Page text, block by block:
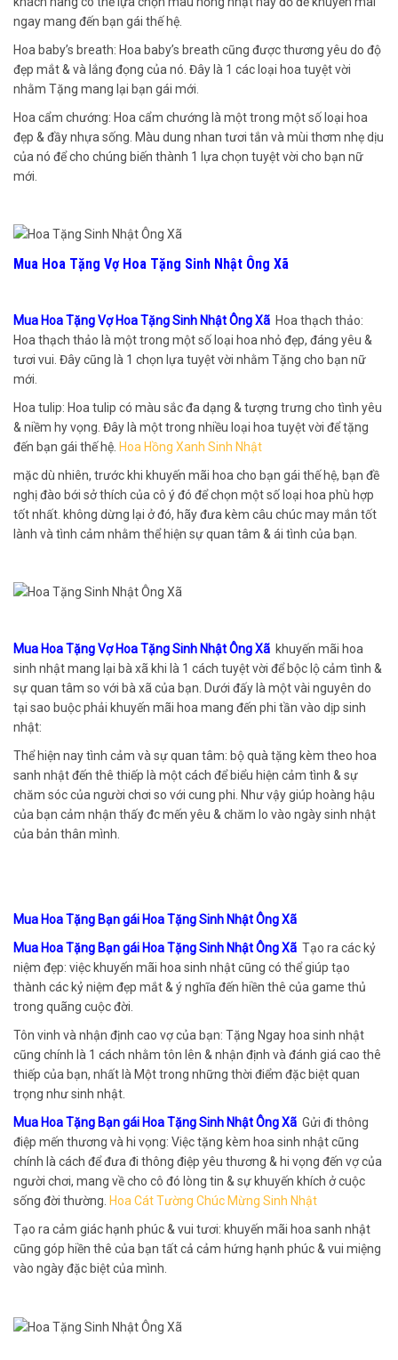
ngay mang đến bạn gái thế hệ.
Hoa baby’s breath: Hoa baby’s breath cũng được thương yêu do độ
đẹp mắt & và lắng đọng của nó. Đây là 1 các loại hoa tuyệt vời
nhằm Tặng mang lại bạn gái mới.
Hoa cẩm chướng: Hoa cẩm chướng là một trong một số loại hoa
đẹp & đầy nhựa sống. Màu dung nhan tươi tắn và mùi thơm nhẹ dịu
của nó để cho chúng biến thành 1 lựa chọn tuyệt vời cho bạn nữ
mới.
Mua Hoa Tặng Vợ Hoa Tặng Sinh Nhật Ông Xã
Mua Hoa Tặng Vợ Hoa Tặng Sinh Nhật Ông Xã Hoa thạch thảo:
Hoa thạch thảo là một trong một số loại hoa nhỏ đẹp, đáng yêu &
tươi vui. Đây cũng là 1 chọn lựa tuyệt vời nhằm Tặng cho bạn nữ
mới.
Hoa tulip: Hoa tulip có màu sắc đa dạng & tượng trưng cho tình yêu
& niềm hy vọng. Đây là một trong nhiều loại hoa tuyệt vời để tặng
đến bạn gái thế hệ. Hoa Hồng Xanh Sinh Nhật
mặc dù nhiên, trước khi khuyến mãi hoa cho bạn gái thế hệ, bạn đề
nghị đào bới sở thích của cô ý đó để chọn một số loại hoa phù hợp
tốt nhất. không dừng lại ở đó, hãy đưa kèm câu chúc may mắn tốt
lành và tình cảm nhằm thể hiện sự quan tâm & ái tình của bạn.
Mua Hoa Tặng Vợ Hoa Tặng Sinh Nhật Ông Xã khuyến mãi hoa
sinh nhật mang lại bà xã khi là 1 cách tuyệt vời để bộc lộ cảm tình &
sự quan tâm so với bà xã của bạn. Dưới đấy là một vài nguyên do
tại sao buộc phải khuyến mãi hoa mang đến phi tần vào dịp sinh
nhật:
Thể hiện nay tình cảm và sự quan tâm: bộ quà tặng kèm theo hoa
sanh nhật đến thê thiếp là một cách để biểu hiện cảm tình & sự
chăm sóc của người chơi so với cung phi. Như vậy giúp hoàng hậu
của bạn cảm nhận thấy đc mến yêu & chăm lo vào ngày sinh nhật
của bản thân mình.
Mua Hoa Tặng Bạn gái Hoa Tặng Sinh Nhật Ông Xã
Mua Hoa Tặng Bạn gái Hoa Tặng Sinh Nhật Ông Xã Tạo ra các kỷ
niệm đẹp: việc khuyến mãi hoa sinh nhật cũng có thể giúp tạo
thành các kỷ niệm đẹp mắt & ý nghĩa đến hiền thê của game thủ
trong quãng cuộc đời.
Tôn vinh và nhận định cao vợ của bạn: Tặng Ngay hoa sinh nhật
cũng chính là 1 cách nhằm tôn lên & nhận định và đánh giá cao thê
thiếp của bạn, nhất là Một trong những thời điểm đặc biệt quan
trọng như sinh nhật.
Mua Hoa Tặng Bạn gái Hoa Tặng Sinh Nhật Ông Xã Gửi đi thông
điệp mến thương và hi vọng: Việc tặng kèm hoa sinh nhật cũng
chính là cách để đưa đi thông điệp yêu thương & hi vọng đến vợ của
người chơi, mang về cho cô đó lòng tin & sự khuyến khích ở cuộc
sống đời thường. Hoa Cát Tường Chúc Mừng Sinh Nhật
Tạo ra cảm giác hạnh phúc & vui tươi: khuyến mãi hoa sanh nhật
cũng góp hiền thê của bạn tất cả cảm hứng hạnh phúc & vui miệng
vào ngày đặc biệt của mình.